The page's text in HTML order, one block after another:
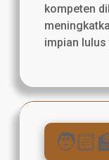
kompeten
impian lulus